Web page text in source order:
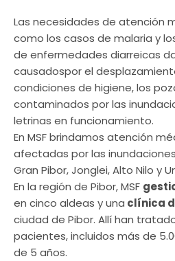
Las necesidades de atención
como los casos de malaria y
de enfermedades diarreicas
causadospor el
condiciones de higiene, los
contaminados por las
letrinas en funcionamiento.
En MSF brindamos atención
afectadas por las
Gran Pibor, Jonglei, Alto Nilo y
En la región de Pibor, MSF
en cinco aldeas y una clínica
ciudad de Pibor. Allí han
pacientes, incluidos más de
de 5 años.